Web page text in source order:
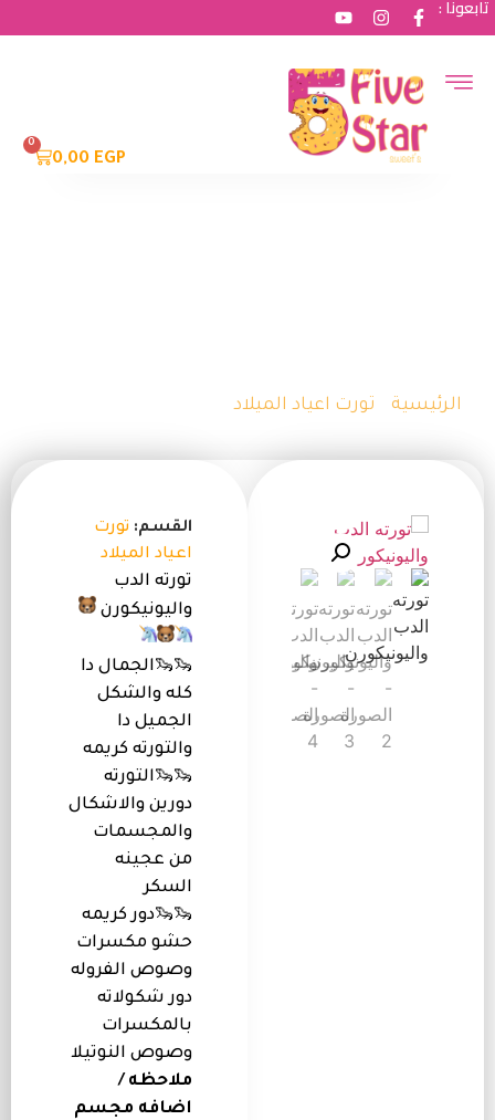
تابعونا :
0,00 EGP
0
الرئيسية تورت اعياد الميلاد
القسم: تورت
اعياد الميلاد
تورته الدب
واليونيكورن
🦦🦦الجمال دا
كله والشكل
الجميل دا
والتورته كريمه
🦦🦦التورته
دورين والاشكال
والمجسمات
من عجينه
السكر
🦦🦦دور كريمه
حشو مكسرات
وصوص الفروله
دور شكولاته
بالمكسرات
وصوص النوتيلا
ملاحظه /
اضافه مجسم